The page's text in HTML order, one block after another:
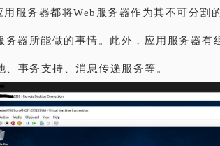
用服务器都将Web服务器作为其不可分割
务器所能做的事情。此外，应用服务器有
、事务支持、消息传递服务等。